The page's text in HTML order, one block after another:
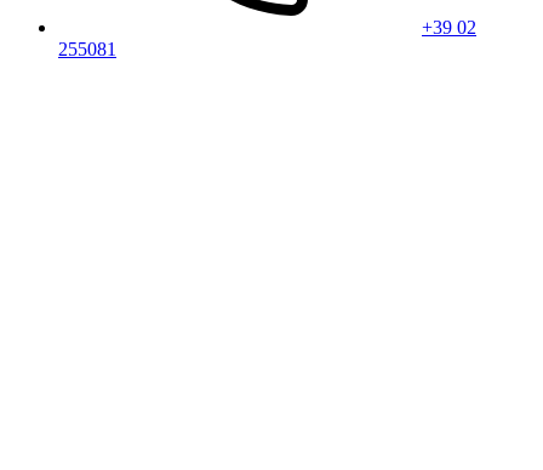
+39 02
255081